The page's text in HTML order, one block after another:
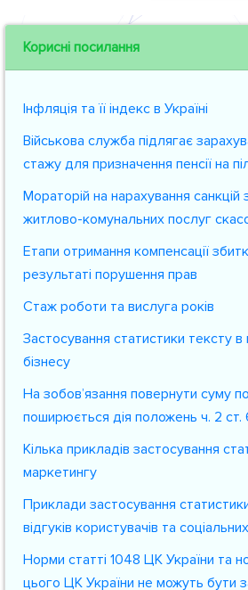
Корисні посилання
Інфляція та її індекс в Україні
Військова служба підлягає
стажу для призначення пенсії на
Мораторій на нарахування санкцій
житлово-комунальних послуг
Етапи отримання компенсації
результаті порушення прав
Стаж роботи та вислуга років
Застосування статистики тексту в
бізнесу
На зобов’язання повернути суму
поширюється дія положень ч. 2
Кілька прикладів застосування
маркетингу
Приклади застосування
відгуків користувачів та
Норми статті 1048 ЦК України та
цього ЦК України не можуть бути